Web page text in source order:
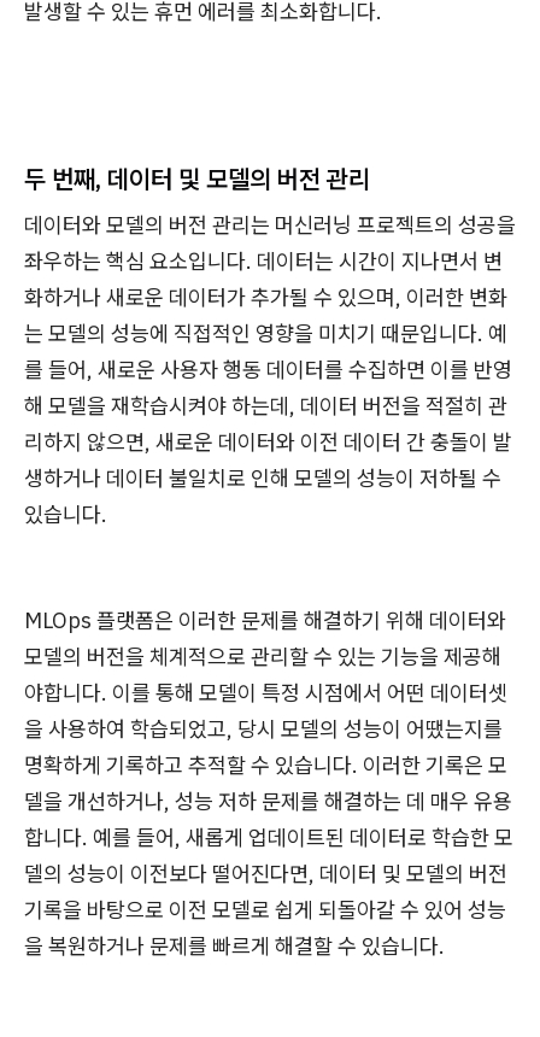
발생할 수 있는 휴먼 에러를 최소화합니다.
두 번째, 데이터 및 모델의 버전 관리
데이터와 모델의 버전 관리는 머신러닝 프로젝트의 성공을
좌우하는 핵심 요소입니다. 데이터는 시간이 지나면서 변
화하거나 새로운 데이터가 추가될 수 있으며, 이러한 변화
는 모델의 성능에 직접적인 영향을 미치기 때문입니다. 예
를 들어, 새로운 사용자 행동 데이터를 수집하면 이를 반영
해 모델을 재학습시켜야 하는데, 데이터 버전을 적절히 관
리하지 않으면, 새로운 데이터와 이전 데이터 간 충돌이 발
생하거나 데이터 불일치로 인해 모델의 성능이 저하될 수
있습니다.
MLOps 플랫폼은 이러한 문제를 해결하기 위해 데이터와
모델의 버전을 체계적으로 관리할 수 있는 기능을 제공해
야합니다. 이를 통해 모델이 특정 시점에서 어떤 데이터셋
을 사용하여 학습되었고, 당시 모델의 성능이 어땠는지를
명확하게 기록하고 추적할 수 있습니다. 이러한 기록은 모
델을 개선하거나, 성능 저하 문제를 해결하는 데 매우 유용
합니다. 예를 들어, 새롭게 업데이트된 데이터로 학습한 모
델의 성능이 이전보다 떨어진다면, 데이터 및 모델의 버전
기록을 바탕으로 이전 모델로 쉽게 되돌아갈 수 있어 성능
을 복원하거나 문제를 빠르게 해결할 수 있습니다.